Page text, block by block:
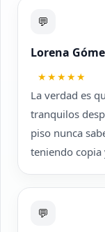
💬
Lorena
★★★★★
La verdad es
tranquilos
piso nunca
teniendo
💬